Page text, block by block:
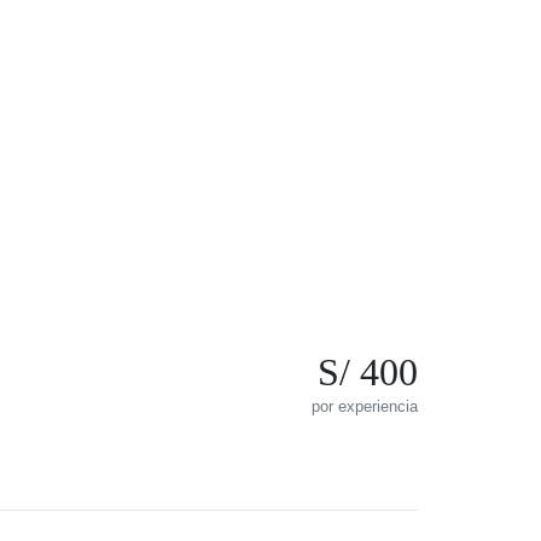
S/ 400
por experiencia